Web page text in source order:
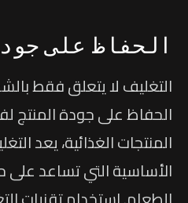
الحفاظ على
التغليف لا يتعلق فقط
الحفاظ على جودة المنتج
المنتجات الغذائية، يعد
الأساسية التي تساعد